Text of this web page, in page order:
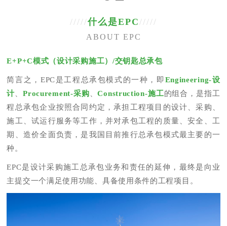
/////什么是EPC/////
ABOUT EPC
E+P+C模式（设计采购施工）/交钥匙总承包
简言之，EPC是工程总承包模式的一种，即 Engineering-设
计 、Procurement-采购 、Construction-施工的组合，是指工
程总承包企业按照合同约定，承担工程项目的设计、采购、
施工、试运行服务等工作，并对承包工程的质量、安全、工
期、造价全面负责，是我国目前推行总承包模式最主要的一
种。
EPC是设计采购施工总承包业务和责任的延伸，最终是向业
主提交一个满足使用功能、具备使用条件的工程项目。